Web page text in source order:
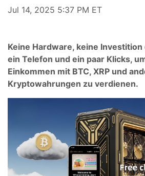
Jul 14, 2025 5:37 PM ET
Keine Hardware, keine
ein Telefon und ein paar Klicks,
Einkommen mit BTC, XRP und
Kryptowahrungen zu verdienen.